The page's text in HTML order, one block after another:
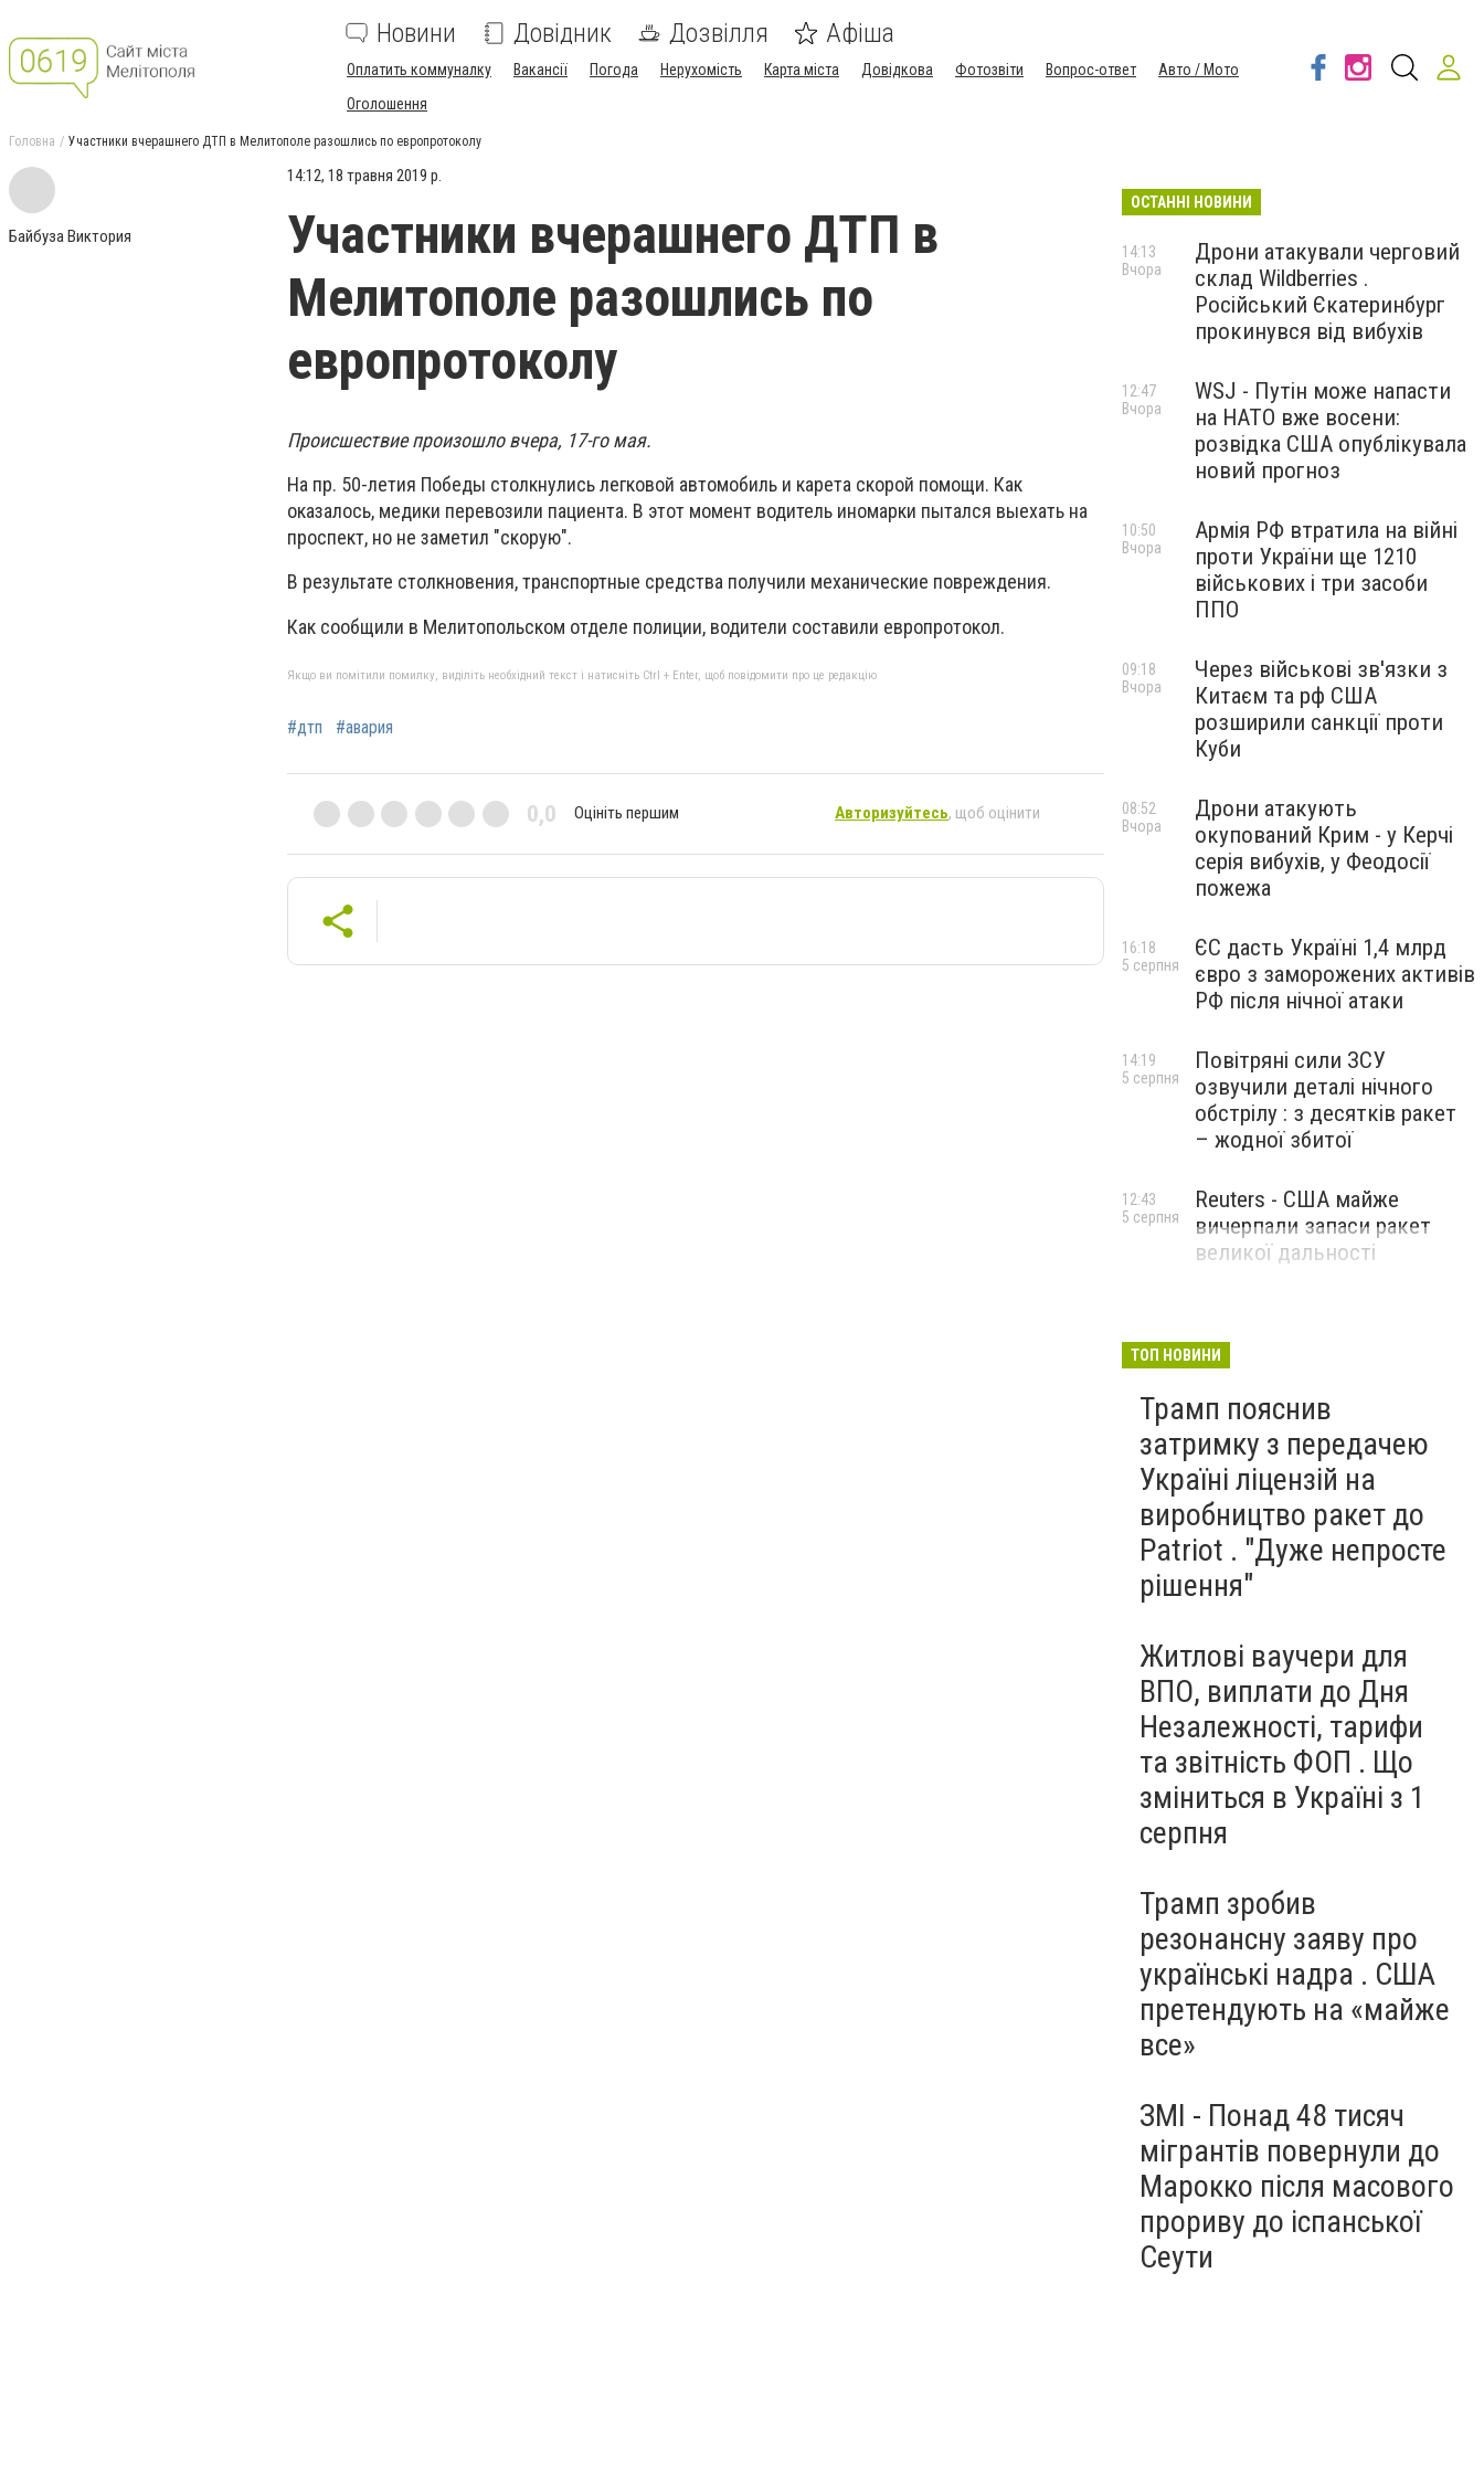
Новини Довідник Дозвілля Афіша
Оплатить коммуналку Вакансії Погода Нерухомість Карта міста Довідкова Фотозвіти Вопрос-ответ
Авто / Мото
Оголошення
Головна Участники вчерашнего ДТП в Мелитополе разошлись по европротоколу
Байбуза Виктория
14:12, 18 травня 2019 р.
Участники вчерашнего ДТП в
Мелитополе разошлись по
европротоколу
Происшествие произошло вчера, 17-го мая.
На пр. 50-летия Победы столкнулись легковой автомобиль и карета скорой помощи. Как
оказалось, медики перевозили пациента. В этот момент водитель иномарки пытался выехать на
проспект, но не заметил "скорую".
В результате столкновения, транспортные средства получили механические повреждения.
Как сообщили в Мелитопольском отделе полиции, водители составили европротокол.
Якщо ви помітили помилку, виділіть необхідний текст і натисніть Ctrl + Enter, щоб повідомити про це редакцію
#дтп #авария
0,0 Оцініть першим Авторизуйтесь, щоб оцінити
ОСТАННІ НОВИНИ
Дрони атакували черговий
склад Wildberries .
Російський Єкатеринбург
прокинувся від вибухів
14:13
Вчора
WSJ - Путін може напасти
на НАТО вже восени:
розвідка США опублікувала
новий прогноз
12:47
Вчора
Армія РФ втратила на війні
проти України ще 1210
військових і три засоби
ППО
10:50
Вчора
Через військові зв'язки з
Китаєм та рф США
розширили санкції проти
Куби
09:18
Вчора
Дрони атакують
окупований Крим - у Керчі
серія вибухів, у Феодосії
пожежа
08:52
Вчора
ЄС дасть Україні 1,4 млрд
євро з заморожених активів
РФ після нічної атаки
16:18
5 серпня
Повітряні сили ЗСУ
озвучили деталі нічного
обстрілу : з десятків ракет
– жодної збитої
14:19
5 серпня
Reuters - США майже
вичерпали запаси ракет
великої дальності
12:43
5 серпня
ТОП НОВИНИ
Трамп пояснив
затримку з передачею
Україні ліцензій на
виробництво ракет до
Patriot . "Дуже непросте
рішення"
Житлові ваучери для
ВПО, виплати до Дня
Незалежності, тарифи
та звітність ФОП . Що
зміниться в Україні з 1
серпня
Трамп зробив
резонансну заяву про
українські надра . США
претендують на «майже
все»
ЗМІ - Понад 48 тисяч
мігрантів повернули до
Марокко після масового
прориву до іспанської
Сеути